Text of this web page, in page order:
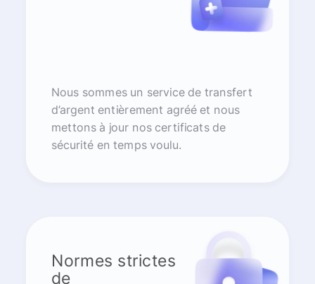
Nous sommes un service de transfert
d’argent entièrement agréé et nous
mettons à jour nos certificats de
sécurité en temps voulu.
Normes strictes
de